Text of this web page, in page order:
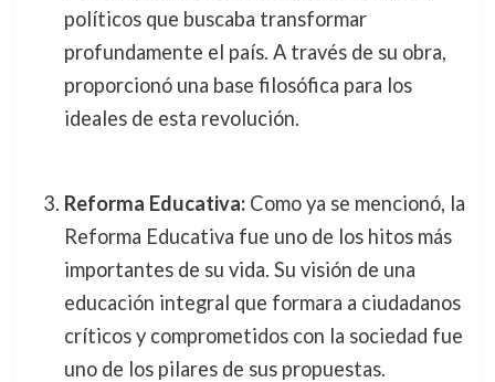
políticos que buscaba transformar
profundamente el país. A través de su obra,
proporcionó una base filosófica para los
ideales de esta revolución.
Reforma Educativa:Como ya se mencionó, la
Reforma Educativa fue uno de los hitos más
importantes de su vida. Su visión de una
educación integral que formara a ciudadanos
críticos y comprometidos con la sociedad fue
uno de los pilares de sus propuestas.